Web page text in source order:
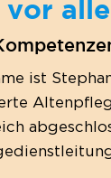
vor
ist